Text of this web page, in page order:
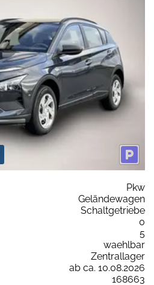
Pkw
Geländewagen
Schaltgetriebe
0
5
waehlbar
Zentrallager
ab ca. 10.08.2026
168663